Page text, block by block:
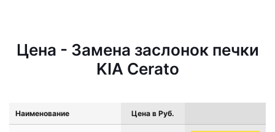
Цена - Замена заслонок печки
KIA Cerato
Наименование Цена в Руб.